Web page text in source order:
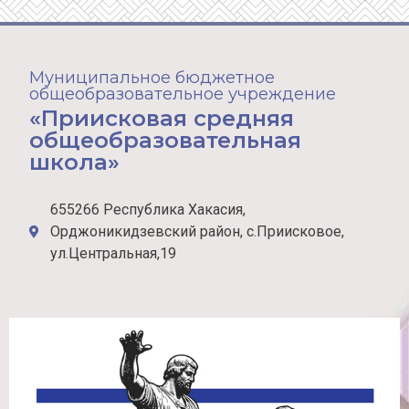
Муниципальное бюджетное
общеобразовательное учреждение
«Приисковая средняя
общеобразовательная
школа»
655266 Республика Хакасия,
Орджоникидзевский район, с.Приисковое,
ул.Центральная,19